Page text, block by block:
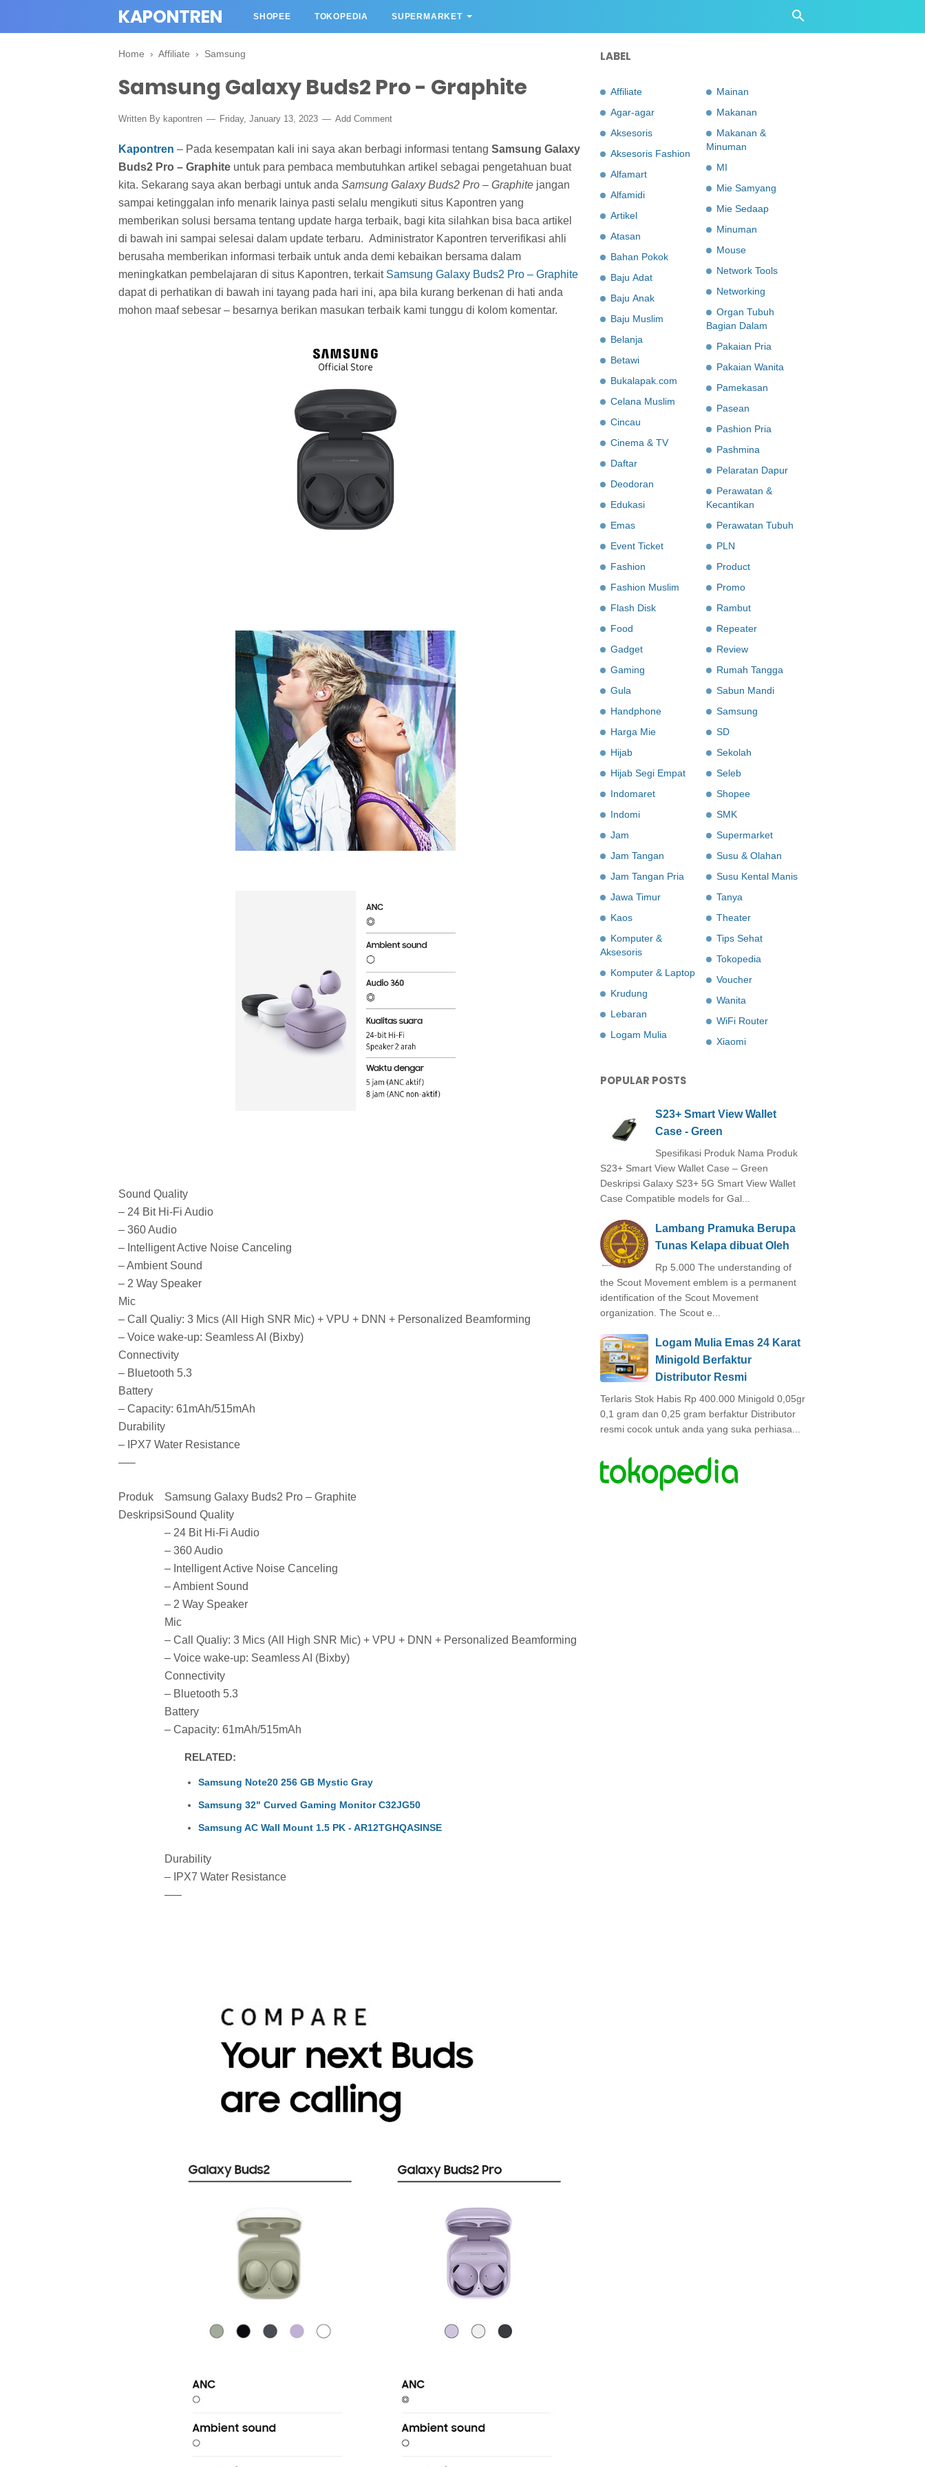
KAPONTREN SHOPEE TOKOPEDIA SUPERMARKET
Home › Affiliate › Samsung
Samsung Galaxy Buds2 Pro - Graphite
Written By kapontren Friday, January 13, 2023 Add Comment
Kapontren – Pada kesempatan kali ini saya akan berbagi informasi tentang Samsung Galaxy
Buds2 Pro – Graphite untuk para pembaca membutuhkan artikel sebagai pengetahuan buat
kita. Sekarang saya akan berbagi untuk anda Samsung Galaxy Buds2 Pro – Graphite jangan
sampai ketinggalan info menarik lainya pasti selalu mengikuti situs Kapontren yang
memberikan solusi bersama tentang update harga terbaik, bagi kita silahkan bisa baca artikel
di bawah ini sampai selesai dalam update terbaru. Administrator Kapontren terverifikasi ahli
berusaha memberikan informasi terbaik untuk anda demi kebaikan bersama dalam
meningkatkan pembelajaran di situs Kapontren, terkait Samsung Galaxy Buds2 Pro – Graphite
dapat di perhatikan di bawah ini tayang pada hari ini, apa bila kurang berkenan di hati anda
mohon maaf sebesar – besarnya berikan masukan terbaik kami tunggu di kolom komentar.
Sound Quality
– 24 Bit Hi-Fi Audio
– 360 Audio
– Intelligent Active Noise Canceling
– Ambient Sound
– 2 Way Speaker
Mic
– Call Qualiy: 3 Mics (All High SNR Mic) + VPU + DNN + Personalized Beamforming
– Voice wake-up: Seamless AI (Bixby)
Connectivity
– Bluetooth 5.3
Battery
– Capacity: 61mAh/515mAh
Durability
– IPX7 Water Resistance
—–
Produk
Samsung Galaxy Buds2 Pro – Graphite
DeskripsiSound Quality
– 24 Bit Hi-Fi Audio
– 360 Audio
– Intelligent Active Noise Canceling
– Ambient Sound
– 2 Way Speaker
Mic
– Call Qualiy: 3 Mics (All High SNR Mic) + VPU + DNN + Personalized Beamforming
– Voice wake-up: Seamless AI (Bixby)
Connectivity
– Bluetooth 5.3
Battery
– Capacity: 61mAh/515mAh
RELATED:
Samsung Note20 256 GB Mystic Gray
Samsung 32" Curved Gaming Monitor C32JG50
Samsung AC Wall Mount 1.5 PK - AR12TGHQASINSE
Durability
– IPX7 Water Resistance
—–
LABEL
Affiliate
Agar-agar
Aksesoris
Aksesoris Fashion
Alfamart
Alfamidi
Artikel
Atasan
Bahan Pokok
Baju Adat
Baju Anak
Baju Muslim
Belanja
Betawi
Bukalapak.com
Celana Muslim
Cincau
Cinema & TV
Daftar
Deodoran
Edukasi
Emas
Event Ticket
Fashion
Fashion Muslim
Flash Disk
Food
Gadget
Gaming
Gula
Handphone
Harga Mie
Hijab
Hijab Segi Empat
Indomaret
Indomi
Jam
Jam Tangan
Jam Tangan Pria
Jawa Timur
Kaos
Komputer &
Aksesoris
Komputer & Laptop
Krudung
Lebaran
Logam Mulia
Mainan
Makanan
Makanan &
Minuman
MI
Mie Samyang
Mie Sedaap
Minuman
Mouse
Network Tools
Networking
Organ Tubuh
Bagian Dalam
Pakaian Pria
Pakaian Wanita
Pamekasan
Pasean
Pashion Pria
Pashmina
Pelaratan Dapur
Perawatan &
Kecantikan
Perawatan Tubuh
PLN
Product
Promo
Rambut
Repeater
Review
Rumah Tangga
Sabun Mandi
Samsung
SD
Sekolah
Seleb
Shopee
SMK
Supermarket
Susu & Olahan
Susu Kental Manis
Tanya
Theater
Tips Sehat
Tokopedia
Voucher
Wanita
WiFi Router
Xiaomi
POPULAR POSTS
S23+ Smart View Wallet
Case - Green
Spesifikasi Produk Nama Produk
S23+ Smart View Wallet Case – Green
Deskripsi Galaxy S23+ 5G Smart View Wallet
Case Compatible models for Gal...
Lambang Pramuka Berupa
Tunas Kelapa dibuat Oleh
Rp 5.000 The understanding of
the Scout Movement emblem is a permanent
identification of the Scout Movement
organization. The Scout e...
Logam Mulia Emas 24 Karat
Minigold Berfaktur
Distributor Resmi
Terlaris Stok Habis Rp 400.000 Minigold 0,05gr
0,1 gram dan 0,25 gram berfaktur Distributor
resmi cocok untuk anda yang suka perhiasa...